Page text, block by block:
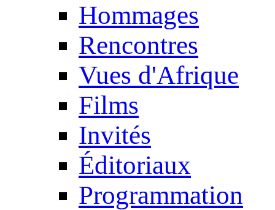
Hommages
Rencontres
Vues d'Afrique
Films
Invités
Éditoriaux
Programmation